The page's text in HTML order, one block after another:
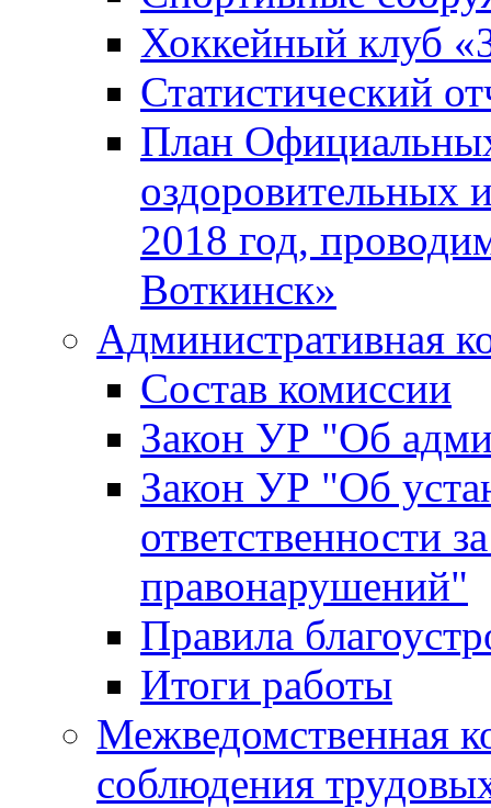
Хоккейный клуб
Статистический
План
оздоровительных
2018 год,
Воткинск»
Административная
Состав комиссии
Закон УР "Об
Закон УР "Об
ответственности
правонарушений"
Правила
Итоги работы
Межведомственная
соблюдения